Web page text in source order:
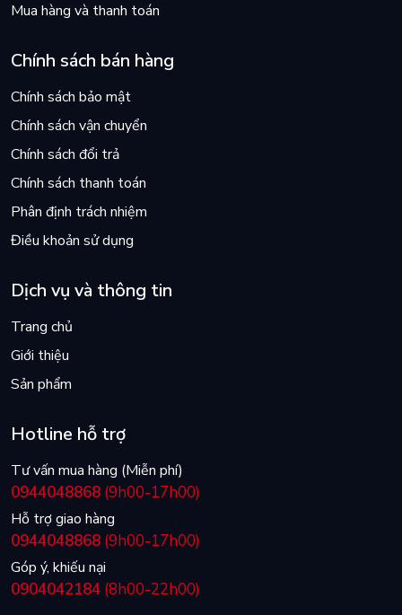
Mua hàng và thanh toán
Chính sách bán hàng
Chính sách bảo mật
Chính sách vận chuyển
Chính sách đổi trả
Chính sách thanh toán
Phân định trách nhiệm
Điều khoản sử dụng
Dịch vụ và thông tin
Trang chủ
Giới thiệu
Sản phẩm
Hotline hỗ trợ
Tư vấn mua hàng (Miễn phí)
0944048868 (9h00-17h00)
Hỗ trợ giao hàng
0944048868 (9h00-17h00)
Góp ý, khiếu nại
0904042184 (8h00-22h00)